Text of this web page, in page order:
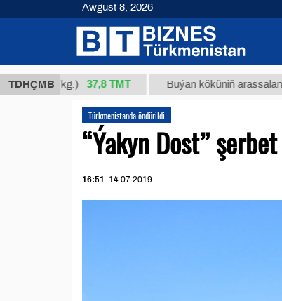
TDHÇMB
1 (kg.) 37,8 ТМТ Buýan köküniň
Türkmenistanda öndürildi
“Ýakyn Dost”
16:51 14.07.2019
Awgust 8, 2026